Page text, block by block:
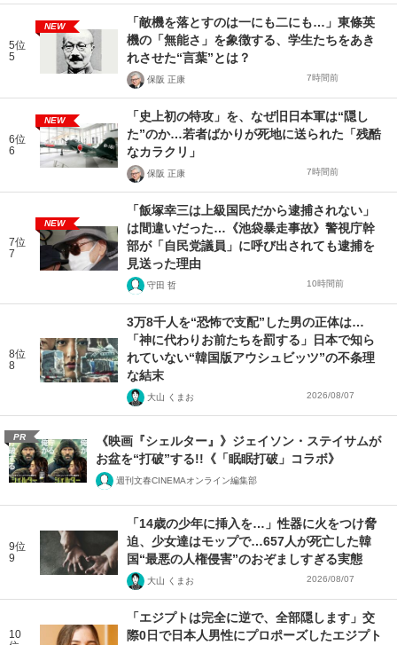
5位
5
NEW
「敵機を落とすのは一にも二にも…」東條英
機の「無能さ」を象徴する、学生たちをあき
れさせた“言葉”とは？
保阪 正康 7時間前
6位
6
NEW
「史上初の特攻」を、なぜ旧日本軍は“隠し
た”のか…若者ばかりが死地に送られた「残酷
なカラクリ」
保阪 正康 7時間前
7位
7
NEW
「飯塚幸三は上級国民だから逮捕されない」
は間違いだった…《池袋暴走事故》警視庁幹
部が「自民党議員」に呼び出されても逮捕を
見送った理由
守田 哲 10時間前
8位
8
3万8千人を“恐怖で支配”した男の正体は…
「神に代わりお前たちを罰する」日本で知ら
れていない“韓国版アウシュビッツ”の不条理
な結末
大山 くまお 2026/08/07
PR
《映画『シェルター』》ジェイソン・ステイサムが
お盆を“打破”する!!《「眠眠打破」コラボ》
週刊文春CINEMAオンライン編集部
9位
9
「14歳の少年に挿入を…」性器に火をつけ脅
迫、少女達はモップで…657人が死亡した韓
国“最悪の人権侵害”のおぞましすぎる実態
大山 くまお 2026/08/07
10
「エジプトは完全に逆で、全部隠します」交
際0日で日本人男性にプロポーズしたエジプト